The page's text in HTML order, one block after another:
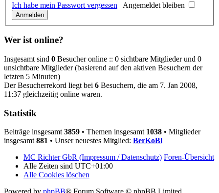
Ich habe mein Passwort vergessen | Angemeldet bleiben
Wer ist online?
Insgesamt sind 0 Besucher online :: 0 sichtbare Mitglieder und 0
unsichtbare Mitglieder (basierend auf den aktiven Besuchern der
letzten 5 Minuten)
Der Besucherrekord liegt bei 6 Besuchern, die am 7. Jan 2008,
11:37 gleichzeitig online waren.
Statistik
Beiträge insgesamt 3859 • Themen insgesamt 1038 • Mitglieder
insgesamt 881 • Unser neuestes Mitglied: BerKoBl
MC Richter GbR (Impressum / Datenschutz) Foren-Übersicht
Alle Zeiten sind UTC+01:00
Alle Cookies löschen